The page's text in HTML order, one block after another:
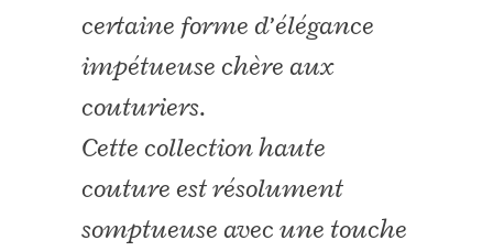
certaine forme d’élégance
impétueuse chère aux
couturiers.
Cette collection haute
couture est résolument
somptueuse avec une touche